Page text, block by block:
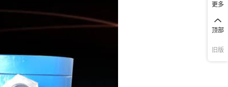
更多
顶部
旧版